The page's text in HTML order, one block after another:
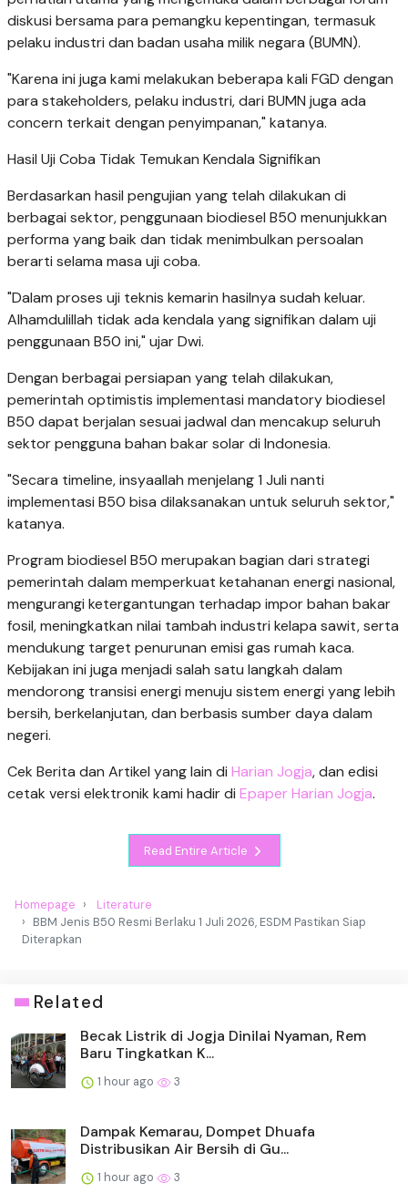
diskusi bersama para pemangku kepentingan, termasuk
pelaku industri dan badan usaha milik negara (BUMN).
"Karena ini juga kami melakukan beberapa kali FGD dengan
para stakeholders, pelaku industri, dari BUMN juga ada
concern terkait dengan penyimpanan," katanya.
Hasil Uji Coba Tidak Temukan Kendala Signifikan
Berdasarkan hasil pengujian yang telah dilakukan di
berbagai sektor, penggunaan biodiesel B50 menunjukkan
performa yang baik dan tidak menimbulkan persoalan
berarti selama masa uji coba.
"Dalam proses uji teknis kemarin hasilnya sudah keluar.
Alhamdulillah tidak ada kendala yang signifikan dalam uji
penggunaan B50 ini," ujar Dwi.
Dengan berbagai persiapan yang telah dilakukan,
pemerintah optimistis implementasi mandatory biodiesel
B50 dapat berjalan sesuai jadwal dan mencakup seluruh
sektor pengguna bahan bakar solar di Indonesia.
"Secara timeline, insyaallah menjelang 1 Juli nanti
implementasi B50 bisa dilaksanakan untuk seluruh sektor,"
katanya.
Program biodiesel B50 merupakan bagian dari strategi
pemerintah dalam memperkuat ketahanan energi nasional,
mengurangi ketergantungan terhadap impor bahan bakar
fosil, meningkatkan nilai tambah industri kelapa sawit, serta
mendukung target penurunan emisi gas rumah kaca.
Kebijakan ini juga menjadi salah satu langkah dalam
mendorong transisi energi menuju sistem energi yang lebih
bersih, berkelanjutan, dan berbasis sumber daya dalam
negeri.
Cek Berita dan Artikel yang lain di Harian Jogja, dan edisi
cetak versi elektronik kami hadir di Epaper Harian Jogja.
Read Entire Article
Homepage
Literature
BBM Jenis B50 Resmi Berlaku 1 Juli 2026, ESDM Pastikan Siap
Diterapkan
Related
Becak Listrik di Jogja Dinilai Nyaman, Rem
Baru Tingkatkan K...
1 hour ago 3
Dampak Kemarau, Dompet Dhuafa
Distribusikan Air Bersih di Gu...
1 hour ago 3